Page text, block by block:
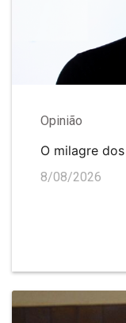
Opinião
O milagre
8/08/2026